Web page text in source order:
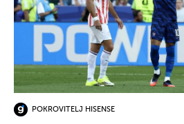
POKROVITELJ HISENSE